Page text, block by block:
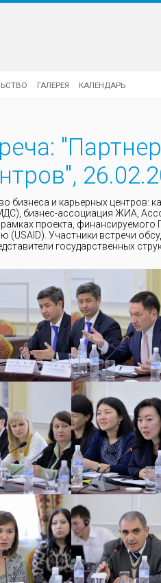
ГАЛЕРЕЯ КАЛЕНДАРЬ
бизнеса и карьерных центров:
бизнес-ассоциация ЖИА,
рамках проекта,
Участники встречи
государственных